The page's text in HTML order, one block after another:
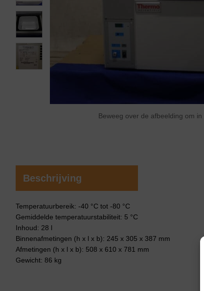
Beweeg over de afbeelding om in
Beschrijving
Temperatuurbereik: -40 °C tot -80 °C
Gemiddelde temperatuurstabiliteit: 5 °C
Inhoud: 28 l
Binnenafmetingen (h x l x b): 245 x 305 x 387 mm
Afmetingen (h x l x b): 508 x 610 x 781 mm
Gewicht: 86 kg